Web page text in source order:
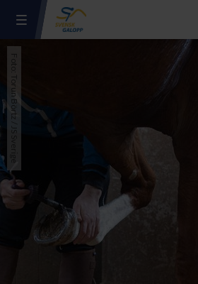
Foto: Torun Börtz / JS Sverige